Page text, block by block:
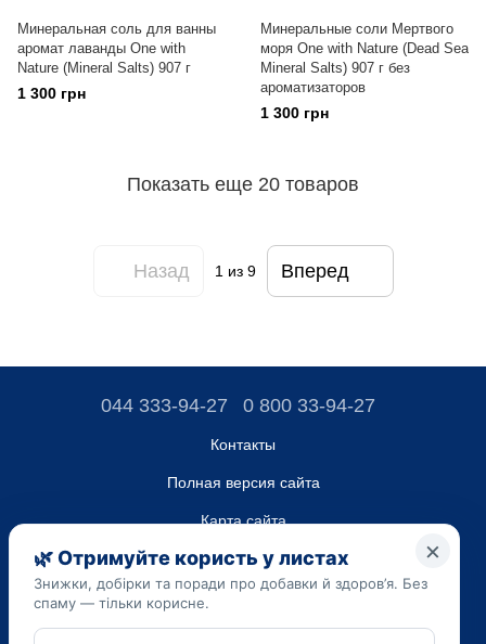
Минеральная соль для ванны
аромат лаванды One with
Nature (Mineral Salts) 907 г
1 300 грн
Минеральные соли Мертвого
моря One with Nature (Dead Sea
Mineral Salts) 907 г без
ароматизаторов
1 300 грн
Показать еще 20 товаров
Назад 1 из 9 Вперед
044 333-94-27 0 800 33-94-27
Контакты
Полная версия сайта
Карта сайта
ТОВ “ДО ЮА”,
Код ЄДРПОУ 45223262
Дата регистрации 14.09.2023